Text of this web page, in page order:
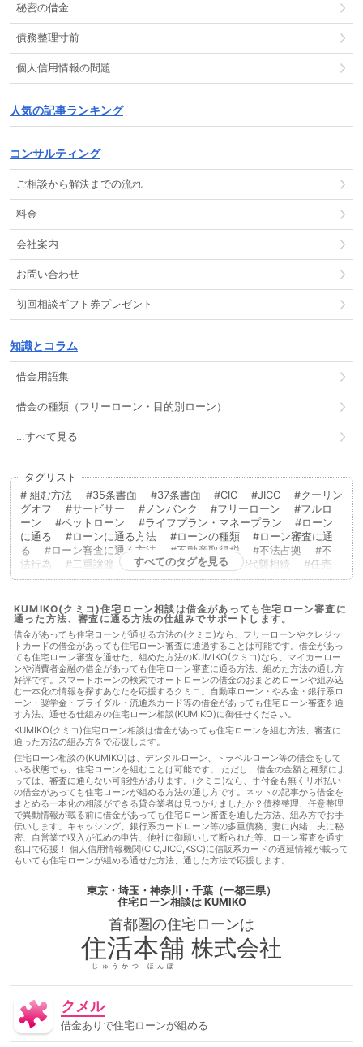
秘密の借金
債務整理寸前
個人信用情報の問題
人気の記事ランキング
コンサルティング
ご相談から解決までの流れ
料金
会社案内
お問い合わせ
初回相談ギフト券プレゼント
知識とコラム
借金用語集
借金の種類（フリーローン・目的別ローン）
…すべて見る
タグリスト
組む方法
35条書面 37条書面 CIC JICC
クーリン
グオフ
サービサー ノンバンク フリーローン
フルロ
ーン
ペットローン ライフプラン・マネープラン
ローン
に通る
ローンに通る方法 ローンの種類
ローン審査に通
る
ローン審査に通る方法 不動産取得税 不法占拠
不
法行為
二重譲渡 代物弁済 代理人 代襲相続
任売
任意売却
低層住居専用地域 住宅ローン
住宅ローンに通
商品
住宅ローン審査 住宅ローン審査に通る
住宅ローン
審査に通る方法
住宅ローン相談 住宅購入
使用者責任
使用貸借
保佐人 個人信用情報 借地借家法
借地権
借金
借金あってもローンに通った
借金あってもローンに通
る
借金あってもローンに通る方法
借金あってもローン審査
に通る
借金あってもローン審査に通る方法
借金あっても住
宅ローンに通る
借金あっても住宅ローンに通る方法
借金あ
っても住宅ローン審査に通る
借金あっても住宅ローン審査に通
る方法
借金あっても審査に通る
借金あっても審査に通る方
法
借金あっても通る 借金あっても通る方法
借金があっ
てもローンに通る
借金があってもローンに通る方法
あってもローン審査に通る
借金があってもローン審査に通る方
法
借金があっても住宅ローンに通る
借金があっても住宅ロ
ーンに通る方法
借金があっても住宅ローンを組む
借金があ
っても住宅ローン審査に通る
借金があっても住宅ローン審査に
通る方法
借金があっても住宅ローン審査に通る方法
借金が
あっても住宅ローン審査に通過することは可能
借金があっても
審査に通る
借金があっても審査に通る
借金があっても審査
に通る方法
借金があっても通る 借金があっても通る
借
金があっても通る方法
借金があってローンに通る
ってローンに通る方法
借金があってローン審査に通る
があってローン審査に通る方法
借金があって住宅ローンに通
借金があって住宅ローンに通る方法
借金があって住宅ロ
借金があって住宅ローン審査に通る方法
金があって審査に通る
借金があって審査に通る方法
借金があって通る方法 停止条件
債権譲渡 入札
危険負担
原価法
取引事例比較法
取消権 合意解除
行
固定資産税 固定金利 土地
すべてのタグを見る
KUMIKO(クミコ)住宅ローン相談は借金があっても住宅ローン審査に
通った方法、審査に通る方法の仕組みでサポートします。
借金があっても住宅ローンが通せる方法の(クミコ)なら、フリーローンやクレジッ
トカードの借金があっても住宅ローン審査に通過することは可能です。借金があっ
ても住宅ローン審査を通せた、組めた方法のKUMIKO(クミコ)なら、マイカーロー
ンや消費者金融の借金があっても住宅ローン審査に通る方法、組めた方法の通し方
好評です。スマートホーンの検索でオートローンの借金のおまとめローンや組み込
む一本化の情報を探すあなたを応援するクミコ。自動車ローン・やみ金・銀行系ロ
ーン・奨学金・ブライダル・流通系カード等の借金があっても住宅ローン審査を通
す方法、通せる仕組みの住宅ローン相談(KUMIKO)に御任せください。
KUMIKO(クミコ)住宅ローン相談は借金があっても住宅ローンを組む方法、審査に
通った方法の組み方をで応援します。
住宅ローン相談の(KUMIKO)は、デンタルローン、トラベルローン等の借金をして
いる状態でも、住宅ローンを組むことは可能です。 ただし、借金の金額と種類によ
っては、審査に通らない可能性があります。(クミコ)なら、手付金も無くリボ払い
の借金があっても住宅ローンが組める方法の通し方です。ネットの記事から借金を
まとめる一本化の相談ができる貸金業者は見つかりましたか？債務整理、任意整理
で異動情報が載る前に借金があっても住宅ローン審査を通した方法、組み方でお手
伝いします。キャッシング、銀行系カードローン等の多重債務、妻に内緒、夫に秘
密、自営業で収入が低めの申告、他社に御願いして断られた等、ローン審査を通す
窓口で応援！ 個人信用情報機関(CIC,JICC,KSC)に信販系カードの遅延情報が載って
もいても住宅ローンが組める通せた方法、通した方法で応援します。
東京・埼玉・神奈川・千葉（一都三県）
住宅ローン相談は KUMIKO
首都圏の住宅ローンは
住活本舗
じゅうかつ ほんぽ
株式会社
クメル
借金ありで住宅ローンが組める